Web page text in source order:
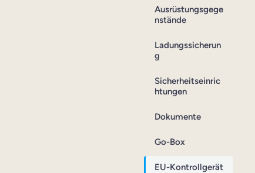
Ausrüstungsgege
nstände
Ladungssicherun
g
Sicherheitseinric
htungen
Dokumente
Go-Box
EU-Kontrollgerät